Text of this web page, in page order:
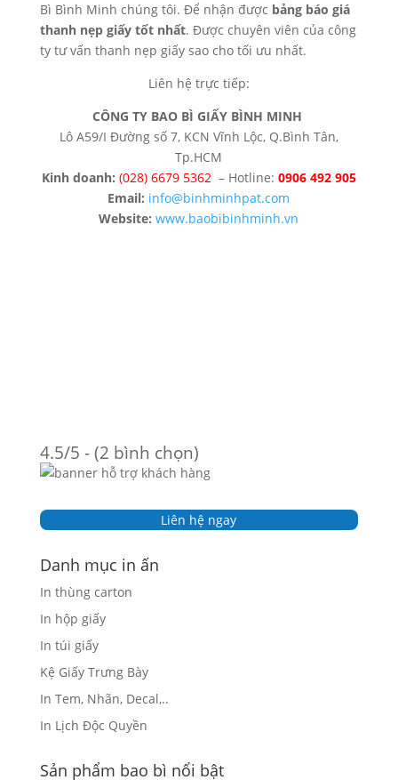
Bì Bình Minh chúng tôi. Để nhận được bảng báo giá
thanh nẹp giấy tốt nhất. Được chuyên viên của công
ty tư vấn thanh nẹp giấy sao cho tối ưu nhất.
Liên hệ trực tiếp:
CÔNG TY BAO BÌ GIẤY BÌNH MINH
Lô A59/I Đường số 7, KCN Vĩnh Lộc, Q.Bình Tân,
Tp.HCM
Kinh doanh: (028) 6679 5362 – Hotline: 0906 492 905
Email: info@binhminhpat.com
Website: www.baobibinhminh.vn
4.5/5 - (2 bình chọn)
Liên hệ ngay
Danh mục in ấn
In thùng carton
In hộp giấy
In túi giấy
Kệ Giấy Trưng Bày
In Tem, Nhãn, Decal,..
In Lịch Độc Quyền
Sản phẩm bao bì nổi bật